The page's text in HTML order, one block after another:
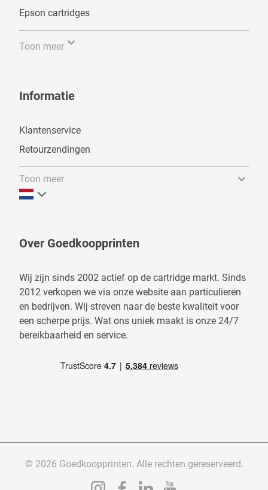
Epson cartridges
Toon meer
Informatie
Klantenservice
Retourzendingen
Toon meer
Over Goedkoopprinten
Wij zijn sinds 2002 actief op de cartridge markt. Sinds
2012 verkopen we via onze website aan particulieren
en bedrijven. Wij streven naar de beste kwaliteit voor
een scherpe prijs. Wat ons uniek maakt is onze 24/7
bereikbaarheid en service.
© 2026 Goedkoopprinten. Alle rechten gereserveerd.